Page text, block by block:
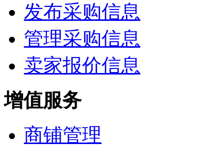
发布采购信息
管理采购信息
卖家报价信息
增值服务
商铺管理